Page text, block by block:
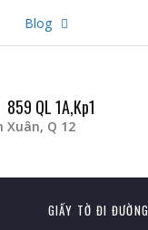
Blog
859 QL 1A,Kp1
Xuân, Q 12
GIẤY TỜ ĐI ĐƯỜNG